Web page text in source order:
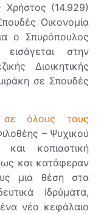
Χρήστος (14.929)
Οικονομία
ο Σπυρόπουλος
στην
Διοικητικής
σε Σπουδές
σε όλους τους
– Ψυχικού
κοπιαστική
και κατάφεραν
μια θέση στα
Ιδρύματα,
νέο κεφάλαιο